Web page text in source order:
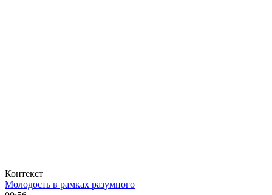
Контекст
Молодость в рамках разумного